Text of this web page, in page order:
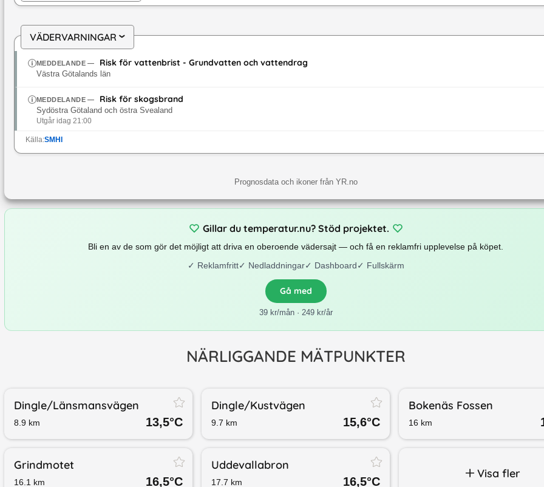
VÄDERVARNINGAR›
MEDDELANDE — Risk för vattenbrist - Grundvatten och vattendrag
Västra Götalands län
MEDDELANDE — Risk för skogsbrand
Sydöstra Götaland och östra Svealand
Utgår idag 21:00
Källa:SMHI
Prognosdata och ikoner från YR.no
Gillar du temperatur.nu? Stöd projektet.
Bli en av de som gör det möjligt att driva en oberoende vädersajt — och få en reklamfri upplevelse på köpet.
✓ Reklamfritt✓ Nedladdningar✓ Dashboard✓ Fullskärm
Gå med
39 kr/mån · 249 kr/år
NÄRLIGGANDE MÄTPUNKTER
Dingle/​Länsmansvägen
8.9 km 13,5°C
Dingle/​Kustvägen
9.7 km 15,6°C
Bokenäs Fossen
16 km
Grindmotet
16.1 km 16,5°C
Uddevallabron
17.7 km 16,5°C
Visa fler